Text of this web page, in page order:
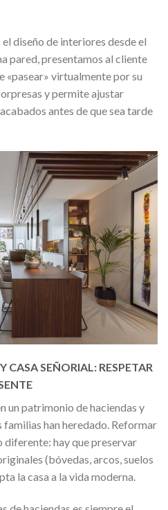
diseño de interiores desde el
pared, presentamos al cliente
«pasear» virtualmente por su
y permite ajustar
antes de que sea tarde
CASA SEÑORIAL: RESPETAR
un patrimonio de haciendas y
familias han heredado. Reformar
diferente: hay que preservar
(bóvedas, arcos, suelos
la casa a la vida moderna.